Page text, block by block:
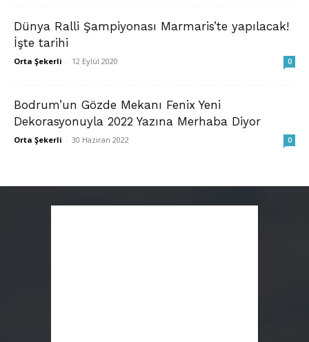
Dünya Ralli Şampiyonası Marmaris’te yapılacak!
İşte tarihi
Orta Şekerli - 12 Eylül 2020 0
Bodrum’un Gözde Mekanı Fenix Yeni
Dekorasyonuyla 2022 Yazına Merhaba Diyor
Orta Şekerli - 30 Haziran 2022 0